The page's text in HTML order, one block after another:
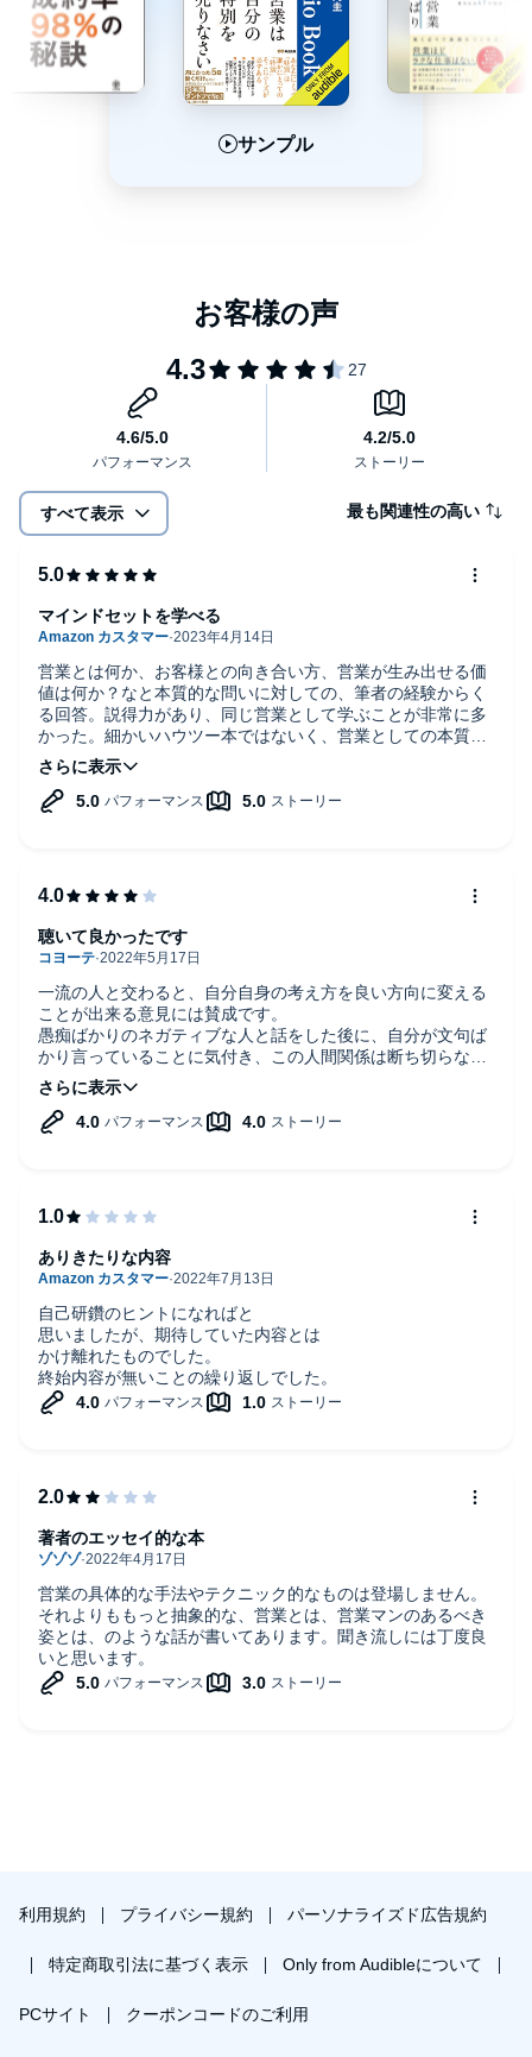
その体験から導き出した、お客様から「選ばれる」方法を、具体
的なエピソードとともに記していきます。
お客様の揺るがない信頼を獲得したとき、そのお客様と営業マン
PUBLISHING (P). MEDIA DO Co.,Ltd.
サンプル
すべて表示 最も関連性の高い
営業とは何か、お客様との向き合い方、営業が生み出せる価
値は何か？なと本質的な問いに対しての、筆者の経験からく
る回答。説得力があり、同じ営業として学ぶことが非常に多
かった。細かいハウツー本ではないく、営業としての本質的
に大切なマインドが学べる本。
マインドセットを学べる
一流の人と交わると、自分自身の考え方を良い方向に変える
ことが出来る意見には賛成です。
愚痴ばかりのネガティブな人と話をした後に、自分が文句ば
かり言っていることに気付き、この人間関係は断ち切らなけ
ればと思いました。
筆者の言葉に励まされました。
営業は口先だけではなく、真摯な努力に裏打ちされているこ
聴いて良かったです
自己研鑽のヒントになればと
思いましたが、期待していた内容とは
かけ離れたものでした。
終始内容が無いことの繰り返しでした。
ありきたりな内容
営業の具体的な手法やテクニック的なものは登場しません。
それよりももっと抽象的な、営業とは、営業マンのあるべき
姿とは、のような話が書いてあります。聞き流しには丁度良
いと思います。
著者のエッセイ的な本
利用規約 プライバシー規約 パーソナライズド広告規約
特定商取引法に基づく表示 Only from Audibleについて
PCサイト クーポンコードのご利用